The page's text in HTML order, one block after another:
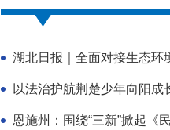
湖北日报｜全面对接生态环
以法治护航荆楚少年向阳
恩施州：围绕“三新”掀起《